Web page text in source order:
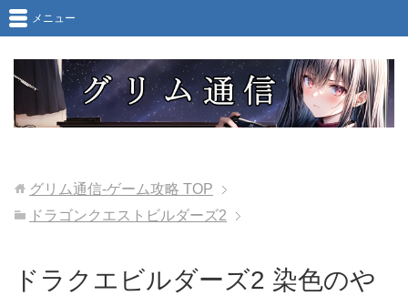
メニュー
グリム通信-ゲーム攻略 TOP
ドラゴンクエストビルダーズ2
ドラクエビルダーズ2 染色のや